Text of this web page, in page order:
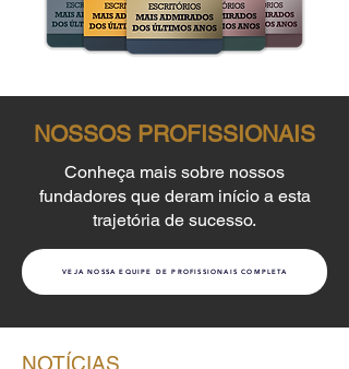
NOSSOS PROFISSIONAIS
Conheça mais sobre nossos
fundadores que deram início a esta
trajetória de sucesso.
VEJA NOSSA EQUIPE DE PROFISSIONAIS COMPLETA
NOTÍCIAS